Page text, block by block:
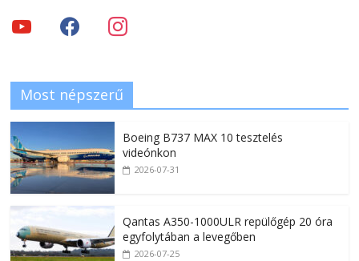
Most népszerű
Boeing B737 MAX 10 tesztelés
videónkon
2026-07-31
Qantas A350-1000ULR repülőgép 20 óra
egyfolytában a levegőben
2026-07-25